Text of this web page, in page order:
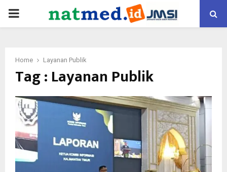
PRIMARY
Home Layanan Publik
Tag : Layanan Publik